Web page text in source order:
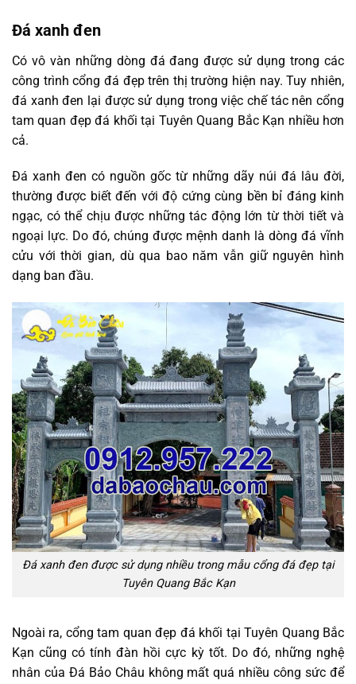
Đá xanh đen
Có vô vàn những dòng đá đang được sử dụng trong các
công trình cổng đá đẹp trên thị trường hiện nay. Tuy nhiên,
đá xanh đen lại được sử dụng trong việc chế tác nên cổng
tam quan đẹp đá khối tại Tuyên Quang Bắc Kạn nhiều hơn
cả.
Đá xanh đen có nguồn gốc từ những dãy núi đá lâu đời,
thường được biết đến với độ cứng cùng bền bỉ đáng kinh
ngạc, có thể chịu được những tác động lớn từ thời tiết và
ngoại lực. Do đó, chúng được mệnh danh là dòng đá vĩnh
cửu với thời gian, dù qua bao năm vẫn giữ nguyên hình
dạng ban đầu.
Đá xanh đen được sử dụng nhiều trong mẫu cổng đá đẹp tại
Tuyên Quang Bắc Kạn
Ngoài ra, cổng tam quan đẹp đá khối tại Tuyên Quang Bắc
Kạn cũng có tính đàn hồi cực kỳ tốt. Do đó, những nghệ
nhân của Đá Bảo Châu không mất quá nhiều công sức để